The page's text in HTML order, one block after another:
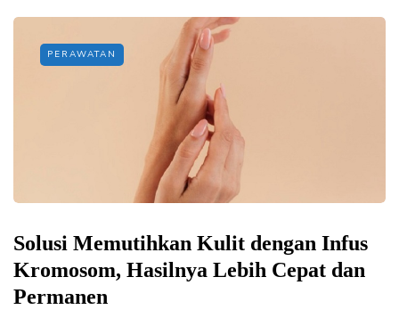
PERAWATAN
Solusi Memutihkan Kulit dengan Infus
Kromosom, Hasilnya Lebih Cepat dan
Permanen